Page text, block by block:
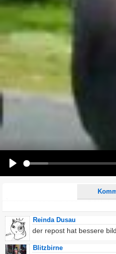
Kommentar:
Alle HTML-Tags außer <br>, <strike> und <i>
URLs werden automatisch umgewandelt.
Ich möchte eine E-Mail, wenn auf
Reinda Dusau
der repost hat bessere
Blitzbirne